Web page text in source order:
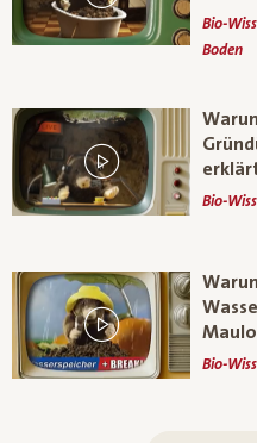
Bio-
Boden
Bio-
Bio-